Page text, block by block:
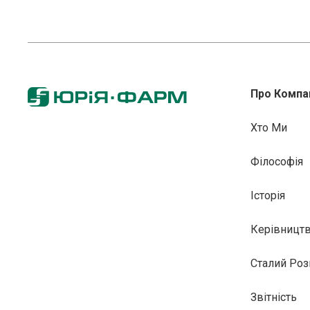
Про
Хто Ми
Філософія
Історія
Сталий
Звітність